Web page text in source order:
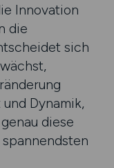
Innovation
die
sich
Dynamik,
diese